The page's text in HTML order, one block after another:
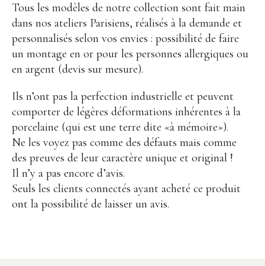
Savoir-faire Métaux Précieux
Points de vente
Contact
Instagram Facebook
Tous les modèles de notre collection sont fait main
dans nos ateliers Parisiens, réalisés à la demande et
personnalisés selon vos envies : possibilité de faire
un montage en or pour les personnes allergiques ou
en argent (devis sur mesure).
Ils n’ont pas la perfection industrielle et peuvent
comporter de légères déformations inhérentes à la
porcelaine (qui est une terre dite «à mémoire»).
Ne les voyez pas comme des défauts mais comme
des preuves de leur caractère unique et original !
Il n’y a pas encore d’avis.
Seuls les clients connectés ayant acheté ce produit
ont la possibilité de laisser un avis.